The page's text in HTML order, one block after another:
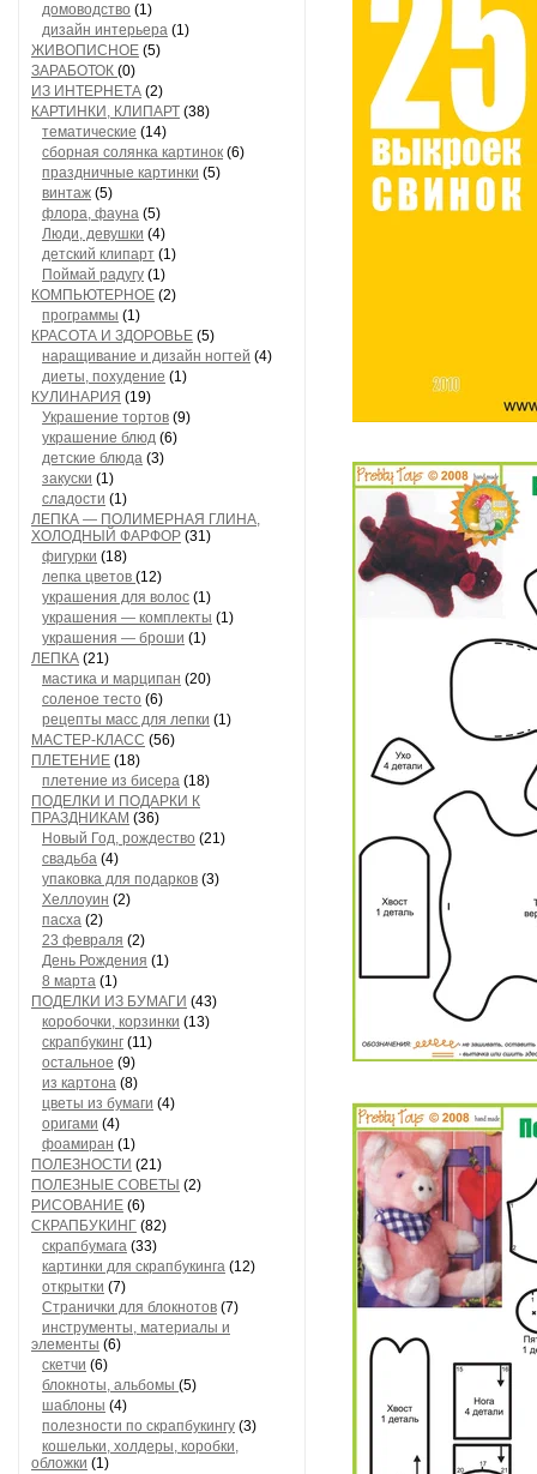
домоводство (1)
дизайн интерьера (1)
ЖИВОПИСНОЕ (5)
ЗАРАБОТОК (0)
ИЗ ИНТЕРНЕТА (2)
КАРТИНКИ, КЛИПАРТ (38)
тематические (14)
сборная солянка картинок (6)
праздничные картинки (5)
винтаж (5)
флора, фауна (5)
Люди, девушки (4)
детский клипарт (1)
Поймай радугу (1)
КОМПЬЮТЕРНОЕ (2)
программы (1)
КРАСОТА И ЗДОРОВЬЕ (5)
наращивание и дизайн ногтей (4)
диеты, похудение (1)
КУЛИНАРИЯ (19)
Украшение тортов (9)
украшение блюд (6)
детские блюда (3)
закуски (1)
сладости (1)
ЛЕПКА — ПОЛИМЕРНАЯ ГЛИНА,
ХОЛОДНЫЙ ФАРФОР (31)
фигурки (18)
лепка цветов (12)
украшения для волос (1)
украшения — комплекты (1)
украшения — броши (1)
ЛЕПКА (21)
мастика и марципан (20)
соленое тесто (6)
рецепты масс для лепки (1)
МАСТЕР-КЛАСС (56)
ПЛЕТЕНИЕ (18)
плетение из бисера (18)
ПОДЕЛКИ И ПОДАРКИ К
ПРАЗДНИКАМ (36)
Новый Год, рождество (21)
свадьба (4)
упаковка для подарков (3)
Хеллоуин (2)
пасха (2)
23 февраля (2)
День Рождения (1)
8 марта (1)
ПОДЕЛКИ ИЗ БУМАГИ (43)
коробочки, корзинки (13)
скрапбукинг (11)
остальное (9)
из картона (8)
цветы из бумаги (4)
оригами (4)
фоамиран (1)
ПОЛЕЗНОСТИ (21)
ПОЛЕЗНЫЕ СОВЕТЫ (2)
РИСОВАНИЕ (6)
СКРАПБУКИНГ (82)
скрапбумага (33)
картинки для скрапбукинга (12)
открытки (7)
Странички для блокнотов (7)
инструменты, материалы и
элементы (6)
скетчи (6)
блокноты, альбомы (5)
шаблоны (4)
полезности по скрапбукингу (3)
кошельки, холдеры, коробки,
обложки (1)